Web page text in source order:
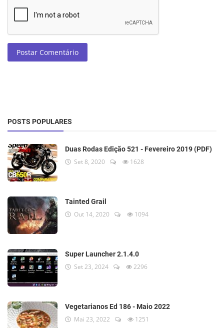
Postar Comentário
POSTS POPULARES
Duas Rodas Edição 521 - Fevereiro 2019 (PDF)
Set 8, 2020 1628
Tainted Grail
Out 14, 2020 1094
Super Launcher 2.1.4.0
Set 23, 2024 2296
Vegetarianos Ed 186 - Maio 2022
Mai 23, 2022 1251